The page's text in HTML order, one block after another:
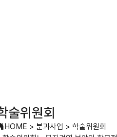
술위원회
HOME > 분과사업 > 학술위원회